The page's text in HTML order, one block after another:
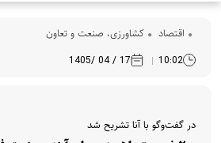
اقتصاد کشاورزی، صنعت و تعاون
10:02
17 / 04 /1405
در گفت‌وگو با آنا تشریح شد